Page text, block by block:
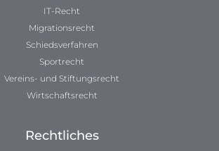
IT-Recht
Migrationsrecht
Schiedsverfahren
Sportrecht
Vereins- und Stiftungsrecht
Wirtschaftsrecht
Rechtliches